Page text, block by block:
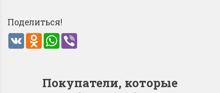
Анастасия Туманова
1 июня 2024 11:29
Поделиться!
VK Odnoklassniki
WhatsApp
Покупатели, которые